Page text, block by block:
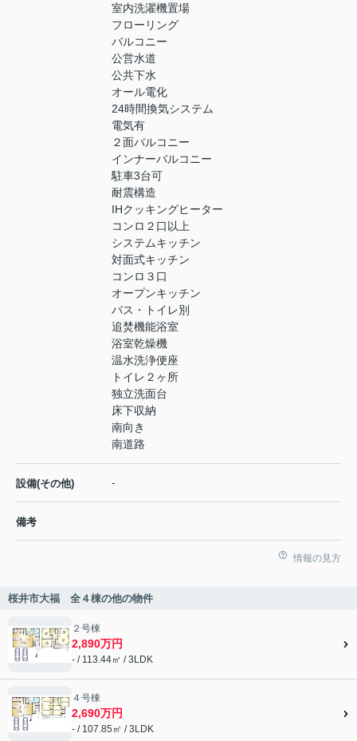
室内洗濯機置場
フローリング
バルコニー
公営水道
公共下水
オール電化
24時間換気システム
電気有
２面バルコニー
インナーバルコニー
駐車3台可
耐震構造
IHクッキングヒーター
コンロ２口以上
システムキッチン
対面式キッチン
コンロ３口
オープンキッチン
バス・トイレ別
追焚機能浴室
浴室乾燥機
温水洗浄便座
トイレ２ヶ所
独立洗面台
床下収納
南向き
南道路
設備(その他) -
備考
情報の見方
桜井市大福 全４棟の他の物件
２号棟
2,890万円
- / 113.44㎡ / 3LDK
４号棟
2,690万円
- / 107.85㎡ / 3LDK